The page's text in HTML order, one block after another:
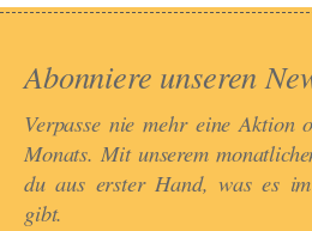
Abonniere unseren
Verpasse nie mehr eine Aktion
Monats. Mit unserem
du aus erster Hand, was es
gibt.​